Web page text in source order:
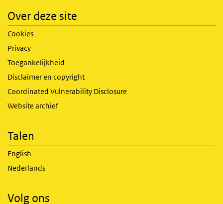
Over deze site
Cookies
Privacy
Toegankelijkheid
Disclaimer en copyright
Coordinated Vulnerability Disclosure
Website archief
Talen
English
Nederlands
Volg ons